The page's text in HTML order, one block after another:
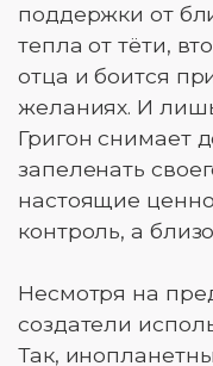
поддержки от
тепла от тёти,
отца и боится
желаниях. И
Григон снимает
запеленать
настоящие
контроль, а
Несмотря на
создатели
Так,